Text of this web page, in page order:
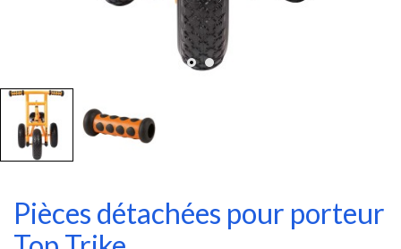
Pièces détachées pour porteur